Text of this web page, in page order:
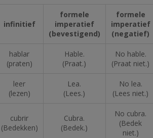
infinitief
formele
imperatief
(bevestigend)
formele
imperatief
(negatief)
hablar
(praten)
Hable.
(Praat.)
No hable.
(Praat niet.)
leer
(lezen)
Lea.
(Lees.)
No lea.
(Lees niet.)
cubrir
(Bedekken)
Cubra.
(Bedek.)
No cubra.
(Bedek
niet.)